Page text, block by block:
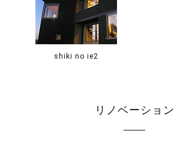
shiki no ie2
リノベーション